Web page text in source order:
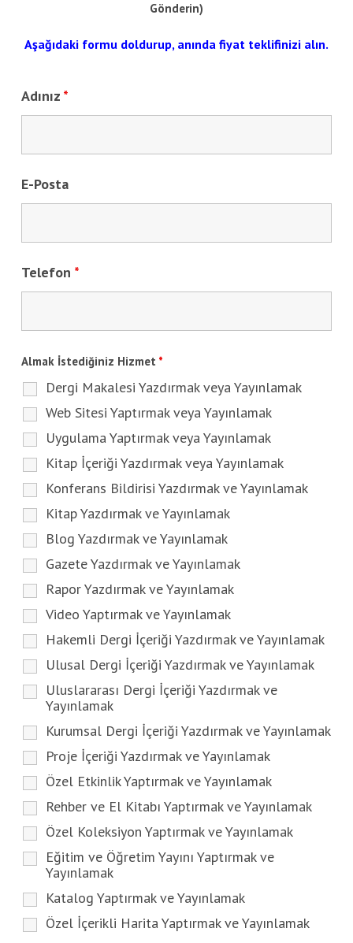
Gönderin)
Aşağıdaki formu doldurup, anında fiyat teklifinizi alın.
Adınız *
E-Posta
Telefon *
Almak İstediğiniz Hizmet *
Dergi Makalesi Yazdırmak veya Yayınlamak
Web Sitesi Yaptırmak veya Yayınlamak
Uygulama Yaptırmak veya Yayınlamak
Kitap İçeriği Yazdırmak veya Yayınlamak
Konferans Bildirisi Yazdırmak ve Yayınlamak
Kitap Yazdırmak ve Yayınlamak
Blog Yazdırmak ve Yayınlamak
Gazete Yazdırmak ve Yayınlamak
Rapor Yazdırmak ve Yayınlamak
Video Yaptırmak ve Yayınlamak
Hakemli Dergi İçeriği Yazdırmak ve Yayınlamak
Ulusal Dergi İçeriği Yazdırmak ve Yayınlamak
Uluslararası Dergi İçeriği Yazdırmak ve
Yayınlamak
Kurumsal Dergi İçeriği Yazdırmak ve Yayınlamak
Proje İçeriği Yazdırmak ve Yayınlamak
Özel Etkinlik Yaptırmak ve Yayınlamak
Rehber ve El Kitabı Yaptırmak ve Yayınlamak
Özel Koleksiyon Yaptırmak ve Yayınlamak
Eğitim ve Öğretim Yayını Yaptırmak ve
Yayınlamak
Katalog Yaptırmak ve Yayınlamak
Özel İçerikli Harita Yaptırmak ve Yayınlamak